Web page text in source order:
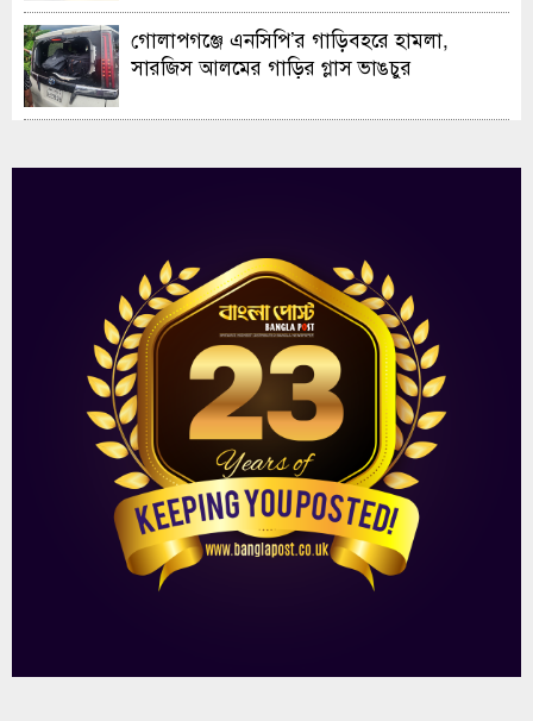
গোলাপগঞ্জে এনসিপি’র গাড়িবহরে হামলা,
সারজিস আলমের গাড়ির গ্লাস ভাঙচুর